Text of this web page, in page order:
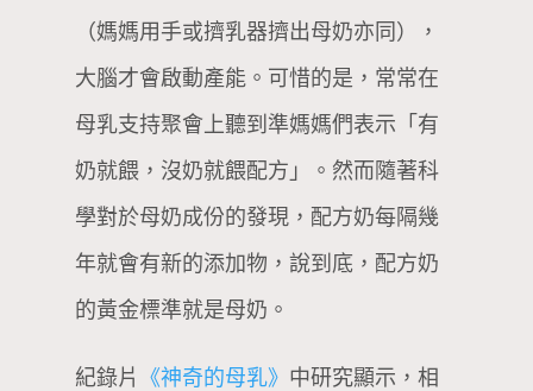
（媽媽用手或擠乳器擠出母奶亦同），
大腦才會啟動產能。可惜的是，常常在
母乳支持聚會上聽到準媽媽們表示「有
奶就餵，沒奶就餵配方」。然而隨著科
學對於母奶成份的發現，配方奶每隔幾
年就會有新的添加物，說到底，配方奶
的黃金標準就是母奶。
紀錄片 《神奇的母乳》 中研究顯示，相